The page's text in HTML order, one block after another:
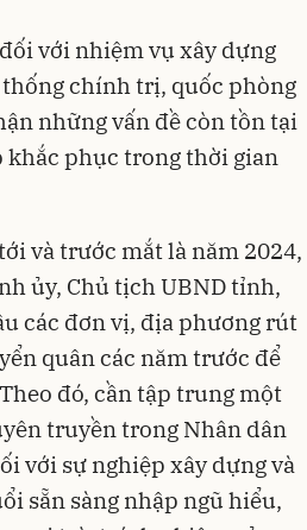
với nhiệm vụ xây dựng
chính trị, quốc phòng
những vấn đề còn tồn tại
khắc phục trong thời gian
và trước mắt là năm 2024,
ủy, Chủ tịch UBND tỉnh,
các đơn vị, địa phương rút
quân các năm trước để
đó, cần tập trung một
truyền trong Nhân dân
với sự nghiệp xây dựng và
sẵn sàng nhập ngũ hiểu,